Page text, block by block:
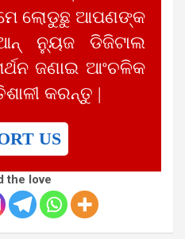
ଲୋଡୁଛୁ ଆପଣଙ୍କ
ନ୍ୟୁଜ ଡିଜିଟାଲ
ଜଣାଇ ଆଂଚଳିକ
କରନ୍ତୁ |
US
the love